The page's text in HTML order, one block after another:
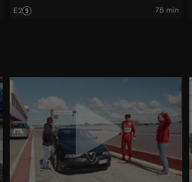
E2 75 min